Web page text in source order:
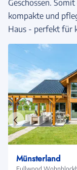
Geschossen.
kompakte und
Haus - perfekt für
Münsterland
Vorheriges
Haus